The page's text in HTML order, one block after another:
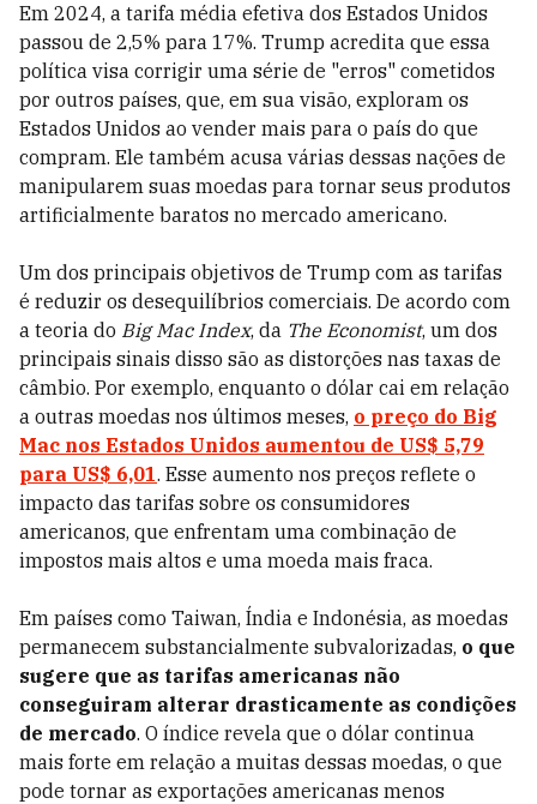
Em 2024, a tarifa média efetiva dos Estados Unidos
passou de 2,5% para 17%. Trump acredita que essa
política visa corrigir uma série de "erros" cometidos
por outros países, que, em sua visão, exploram os
Estados Unidos ao vender mais para o país do que
compram. Ele também acusa várias dessas nações de
manipularem suas moedas para tornar seus produtos
artificialmente baratos no mercado americano.
Um dos principais objetivos de Trump com as tarifas
é reduzir os desequilíbrios comerciais. De acordo com
a teoria do Big Mac Index, da The Economist, um dos
principais sinais disso são as distorções nas taxas de
câmbio. Por exemplo, enquanto o dólar cai em relação
a outras moedas nos últimos meses, o preço do Big
Mac nos Estados Unidos aumentou de US$ 5,79
para US$ 6,01. Esse aumento nos preços reflete o
impacto das tarifas sobre os consumidores
americanos, que enfrentam uma combinação de
impostos mais altos e uma moeda mais fraca.
Em países como Taiwan, Índia e Indonésia, as moedas
permanecem substancialmente subvalorizadas, o que
sugere que as tarifas americanas não
conseguiram alterar drasticamente as condições
de mercado. O índice revela que o dólar continua
mais forte em relação a muitas dessas moedas, o que
pode tornar as exportações americanas menos